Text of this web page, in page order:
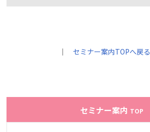
｜セミナー案内TOPへ戻る
セミナー案内 TOP